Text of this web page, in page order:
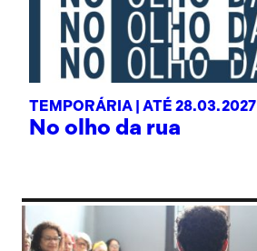
TEMPORÁRIA | ATÉ 28.03.2027
No olho da rua